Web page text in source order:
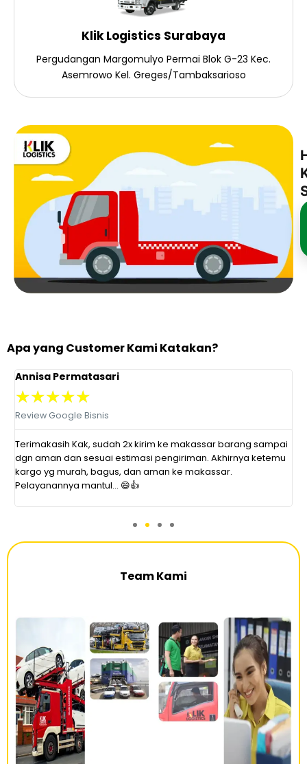
Klik Logistics Surabaya
Pergudangan Margomulyo Permai Blok G-23 Kec.
Asemrowo Kel. Greges/Tambaksarioso
Apa yang Customer Kami Katakan?
Annisa Permatasari
★★★★★
Review Google Bisnis
Terimakasih Kak, sudah 2x kirim ke makassar barang sampai
dgn aman dan sesuai estimasi pengiriman. Akhirnya ketemu
kargo yg murah, bagus, dan aman ke makassar.
Pelayanannya mantul... 😄👍
Team Kami